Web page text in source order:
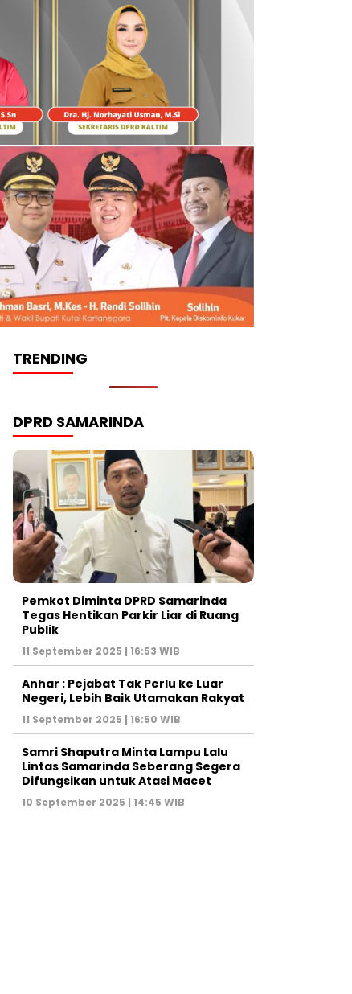
TRENDING
DPRD SAMARINDA
Pemkot Diminta DPRD Samarinda
Tegas Hentikan Parkir Liar di Ruang
Publik
11 September 2025 | 16:53 WIB
Anhar : Pejabat Tak Perlu ke Luar
Negeri, Lebih Baik Utamakan Rakyat
11 September 2025 | 16:50 WIB
Samri Shaputra Minta Lampu Lalu
Lintas Samarinda Seberang Segera
Difungsikan untuk Atasi Macet
10 September 2025 | 14:45 WIB